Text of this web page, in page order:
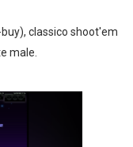
classico shoot'em
male.